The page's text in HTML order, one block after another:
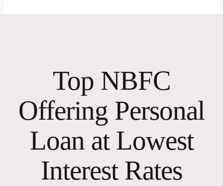
Top NBFC
Offering Personal
Loan at Lowest
Interest Rates